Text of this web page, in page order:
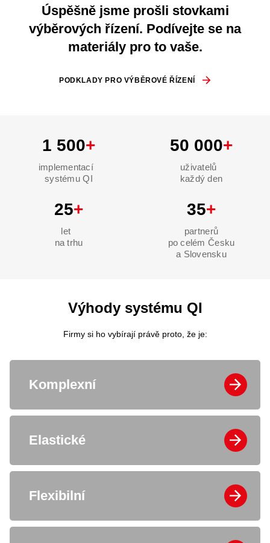
Úspěšně jsme prošli stovkami
výběrových řízení. Podívejte se na
materiály pro to vaše.
PODKLADY PRO VÝBĚROVÉ ŘÍZENÍ
1 500+
implementací
systému QI
50 000+
uživatelů
každý den
25+
let
na trhu
35+
partnerů
po celém Česku
a Slovensku
Výhody systému QI
Firmy si ho vybírají právě proto, že je:
Komplexní
Elastické
Flexibilní